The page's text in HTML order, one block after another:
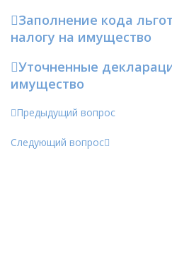
Заполнение кода
налогу на имущество
Уточненные
имущество
Предыдущий вопрос
Следующий вопрос